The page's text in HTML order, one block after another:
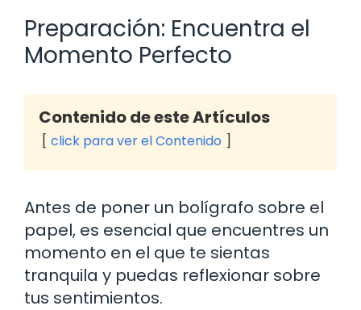
Preparación: Encuentra el
Momento Perfecto
Contenido de este Artículos
click para ver el Contenido
Antes de poner un bolígrafo sobre el
papel, es esencial que encuentres un
momento en el que te sientas
tranquila y puedas reflexionar sobre
tus sentimientos.